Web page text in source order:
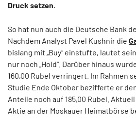
Druck setzen.
So hat nun auch die Deutsche Bank
Nachdem Analyst Pavel Kushnir die
bislang mit „Buy“ einstufte, lautet
nur noch „Hold“. Darüber hinaus
160,00 Rubel verringert. Im Rahmen
Studie Ende Oktober bezifferte er
Anteile noch auf 185,00 Rubel.
Aktie an der Moskauer Heimatbörse